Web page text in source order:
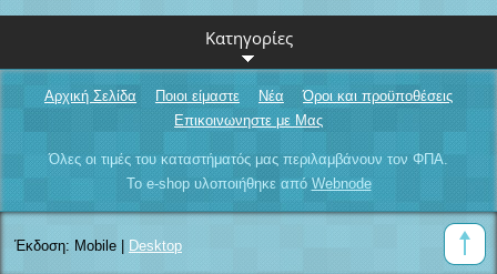
Κατηγορίες
Αρχική Σελίδα Ποιοι είμαστε Νέα
Όροι και προϋποθέσεις
Επικοινωνηστε με Μας
Όλες οι τιμές του καταστήματός μας περιλαμβάνουν τον ΦΠΑ.
Το e-shop υλοποιήθηκε από Webnode
Έκδοση: Mobile| Desktop